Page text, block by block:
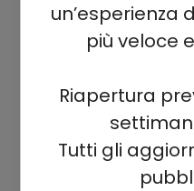
un’esperienza
più veloce
Riapertura
Tutti gli